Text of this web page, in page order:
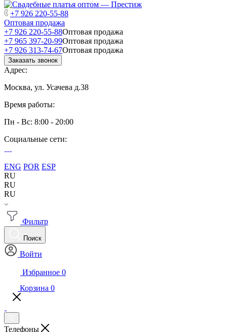
+7 926 220-55-88
Оптовая продажа
+7 926 220-55-88Оптовая продажа
+7 965 397-20-99Оптовая продажа
+7 926 313-74-67Оптовая продажа
Заказать звонок
Адрес:
Москва, ул. Усачева д.38
Время работы:
Пн - Вс: 8:00 - 20:00
Социальные сети:
ENG POR ESP
RU
RU
RU
Фильтр
Поиск
Войти
Избранное 0
Корзина 0
Телефоны